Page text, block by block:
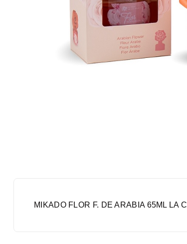
MIKADO FLOR F. DE ARABIA 65ML LA